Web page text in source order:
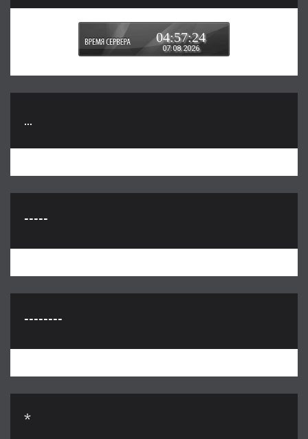
04:57:24
07.08.2026
...
-----
--------
*